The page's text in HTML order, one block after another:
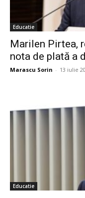
Educatie
Marilen Pirtea,
nota de plată a
Marascu Sorin - 13 iulie
Educatie